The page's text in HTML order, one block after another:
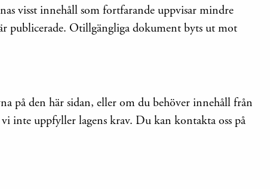
visst innehåll som fortfarande uppvisar mindre
publicerade. Otillgängliga dokument byts ut mot
på den här sidan, eller om du behöver innehåll från
inte uppfyller lagens krav. Du kan kontakta oss på